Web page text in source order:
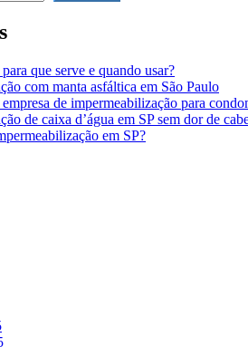
que serve e quando usar?
com manta asfáltica em São Paulo
de impermeabilização para
de caixa d’água em SP sem dor de
em SP?